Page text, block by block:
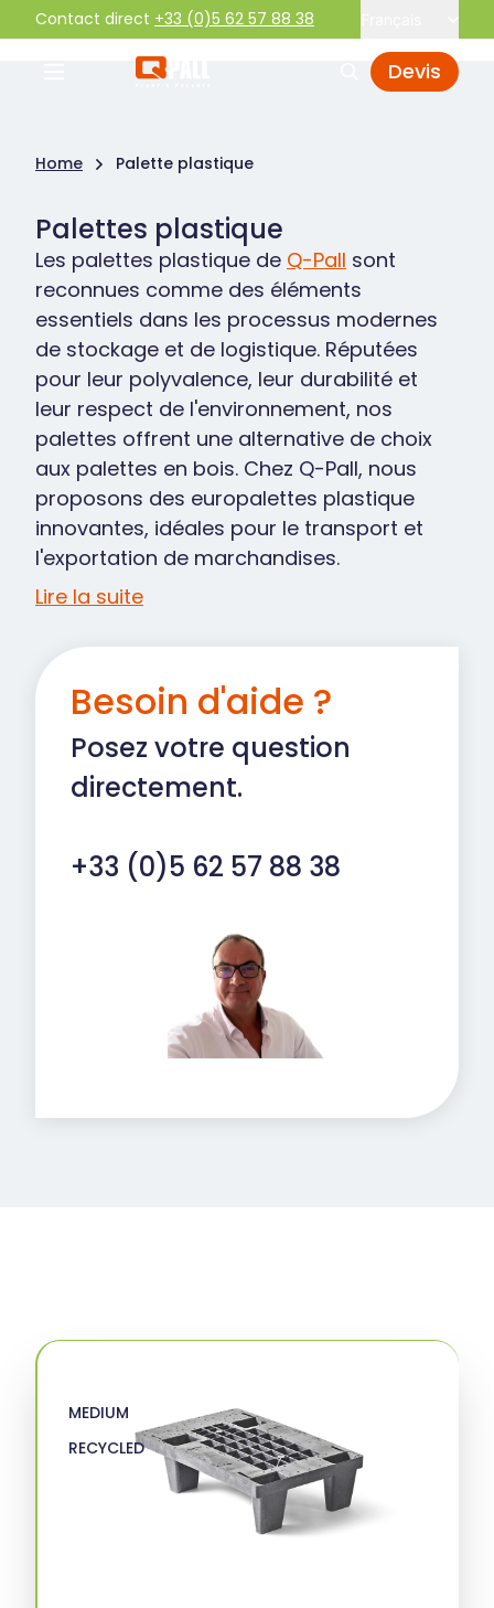
Contact direct +33 (0)5 62 57 88 38
Devis
Home Palette plastique
Palettes plastique
Les palettes plastique de Q-Pall sont
reconnues comme des éléments
essentiels dans les processus modernes
de stockage et de logistique. Réputées
pour leur polyvalence, leur durabilité et
leur respect de l'environnement, nos
palettes offrent une alternative de choix
aux palettes en bois. Chez Q-Pall, nous
proposons des europalettes plastique
innovantes, idéales pour le transport et
l'exportation de marchandises.
Lire la suite
Besoin d'aide ?
Posez votre question
directement.
+33 (0)5 62 57 88 38
MEDIUM
RECYCLED